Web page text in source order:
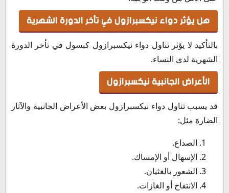
هل يؤثر دواء نيكسبرازول في تأخر الدورة الشهرية
بالتأكيد لا يؤثر تناول دواء نيكسبرازول كبسول في تأخر الدورة
الشهرية لدى النساء.
الأعراض الجانبية نيكسبرازول
قد يسبب تناول دواء نيكسبرازول بعض الأعراض الجانبية والآثار
الضارة مثل:
الصداع.
الإسهال أو الإمساك.
الشعور بالغثيان.
الانتفاخ أو الغازات.